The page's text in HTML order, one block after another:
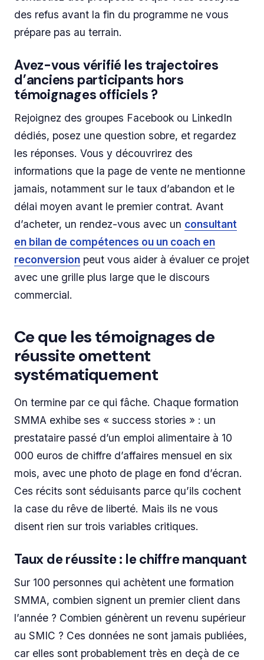
des refus avant la fin du programme ne vous
prépare pas au terrain.
Avez-vous vérifié les trajectoires
d’anciens participants hors
témoignages officiels ?
Rejoignez des groupes Facebook ou LinkedIn
dédiés, posez une question sobre, et regardez
les réponses. Vous y découvrirez des
informations que la page de vente ne mentionne
jamais, notamment sur le taux d’abandon et le
délai moyen avant le premier contrat. Avant
d’acheter, un rendez-vous avec un consultant
en bilan de compétences ou un coach en
reconversion peut vous aider à évaluer ce projet
avec une grille plus large que le discours
commercial.
Ce que les témoignages de
réussite omettent
systématiquement
On termine par ce qui fâche. Chaque formation
SMMA exhibe ses « success stories » : un
prestataire passé d’un emploi alimentaire à 10
000 euros de chiffre d’affaires mensuel en six
mois, avec une photo de plage en fond d’écran.
Ces récits sont séduisants parce qu’ils cochent
la case du rêve de liberté. Mais ils ne vous
disent rien sur trois variables critiques.
Taux de réussite : le chiffre manquant
Sur 100 personnes qui achètent une formation
SMMA, combien signent un premier client dans
l’année ? Combien génèrent un revenu supérieur
au SMIC ? Ces données ne sont jamais publiées,
car elles sont probablement très en deçà de ce